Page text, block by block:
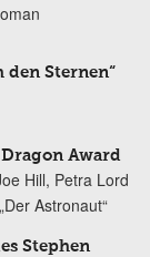
den Sternen“
Award
Hill, Petra Lord
Astronaut“
Stephen